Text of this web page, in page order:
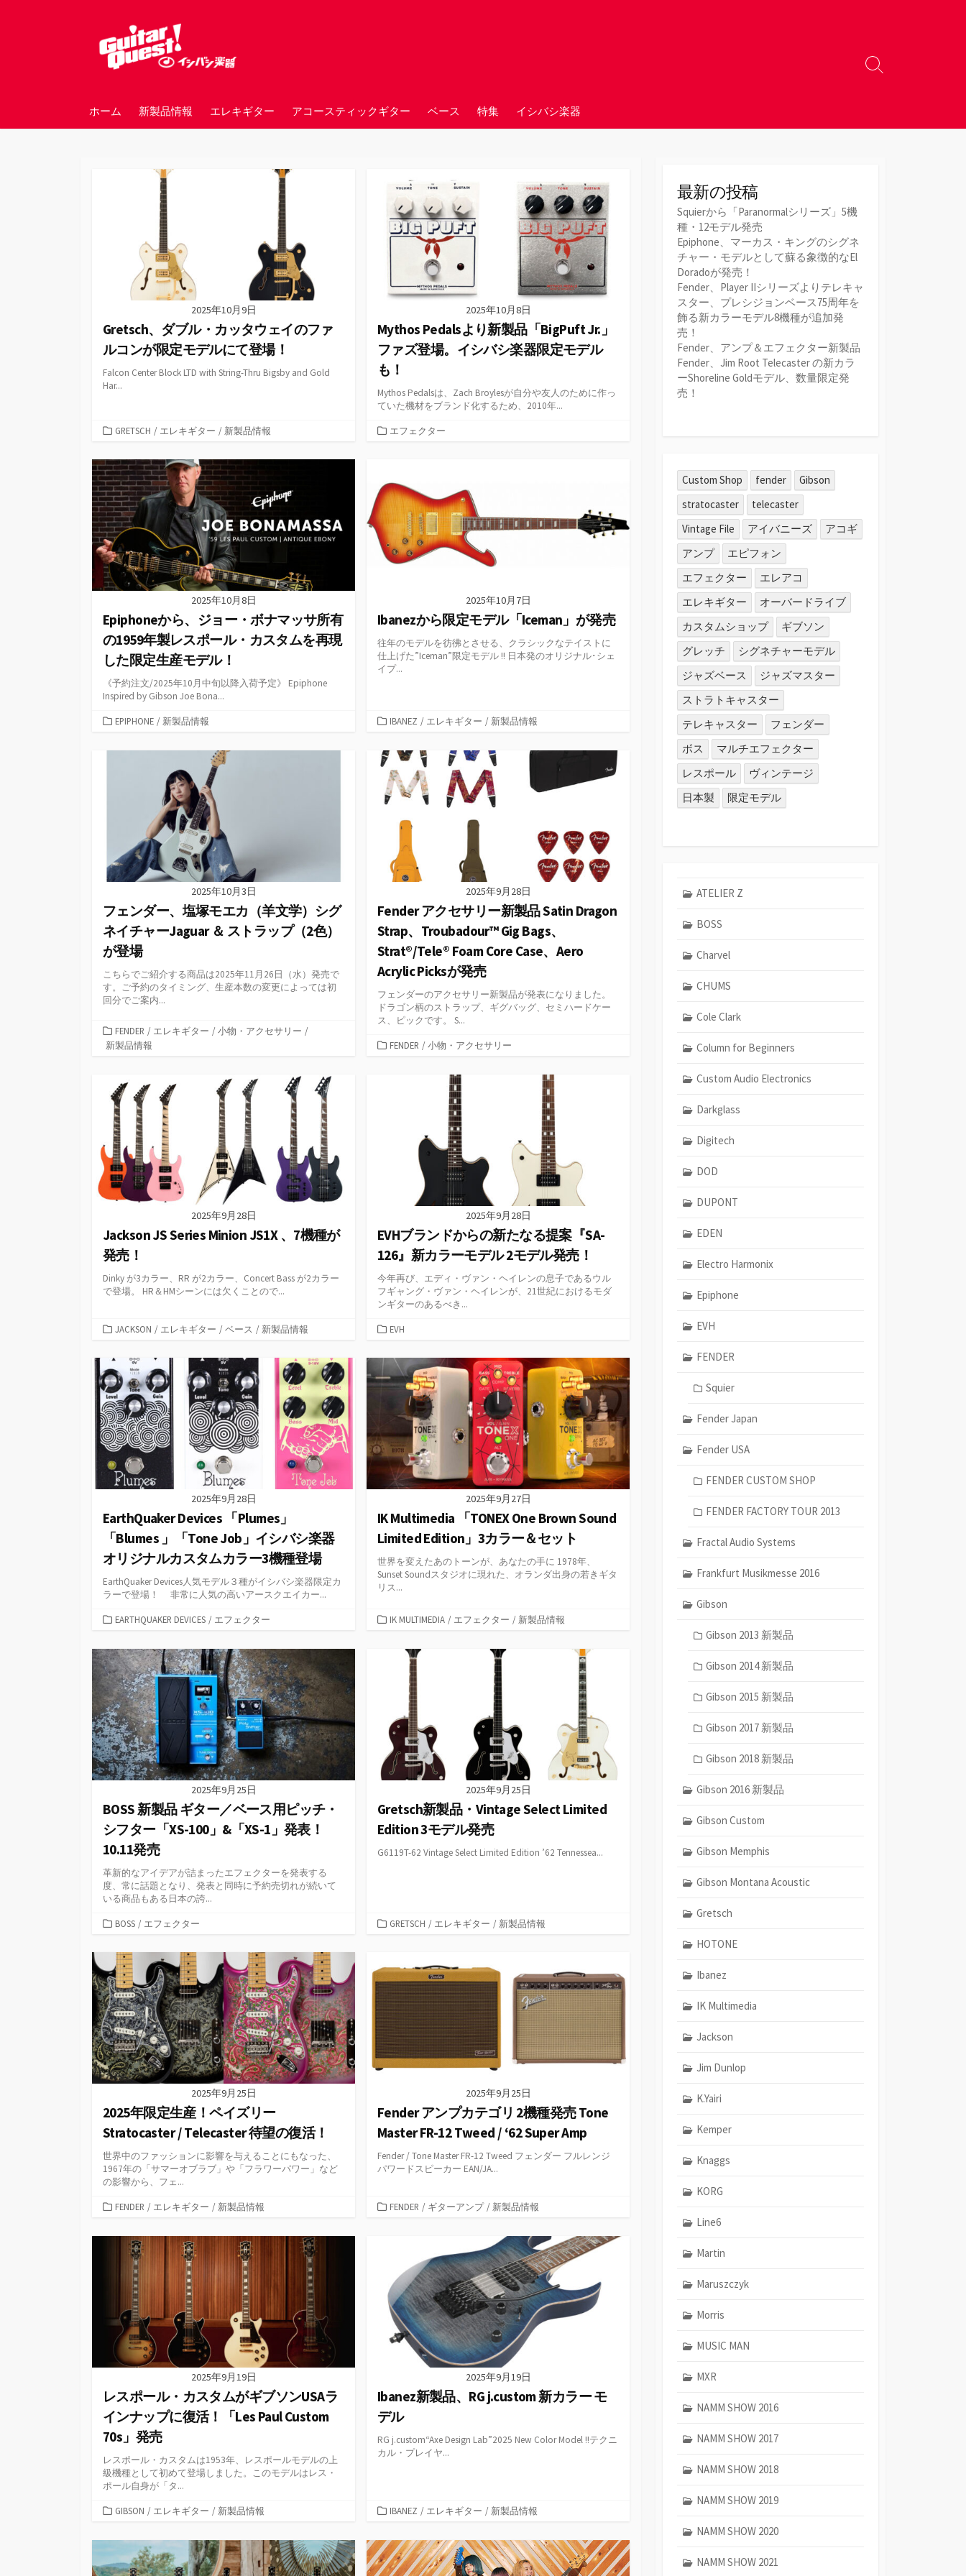
ホーム 新製品情報 エレキギター アコースティックギター ベース 特集 イシバシ楽器
検
替
2025年10月9日
Gretsch、ダブル・カッタウェイのファ
ルコンが限定モデルにて登場！
Falcon Center Block LTD with String-Thru Bigsby and Gold
Har...
カ
ゴ
リ
ー
GRETSCH / エレキギター / 新製品情報
2025年10月8日
Mythos Pedalsより新製品「BigPuft Jr.」
ファズ登場。イシバシ楽器限定モデル
も！
Mythos Pedalsは、Zach Broylesが自分や友人のために作っ
ていた機材をブランド化するため、2010年...
カ
ー
エフェクター
2025年10月8日
Epiphoneから、ジョー・ボナマッサ所有
の1959年製レスポール・カスタムを再現
した限定生産モデル！
《予約注文/2025年10月中旬以降入荷予定》 Epiphone
Inspired by Gibson Joe Bona...
カ
ゴ
EPIPHONE / 新製品情報
2025年10月7日
Ibanezから限定モデル「Iceman」が発売
往年のモデルを彷彿とさせる、クラシックなテイストに
仕上げた”Iceman”限定モデル !! 日本発のオリジナル･シェ
イプ...
カ
ゴ
リ
ー
IBANEZ / エレキギター / 新製品情報
2025年10月3日
フェンダー、塩塚モエカ（羊文学）シグ
ネイチャーJaguar ＆ ストラップ（2色）
が登場
こちらでご紹介する商品は2025年11月26日（水）発売で
す。ご予約のタイミング、生産本数の変更によっては初
回分でご案内...
カ
テ
ー
FENDER / エレキギター / 小物・アクセサリー /
新製品情報
2025年9月28日
Fender アクセサリー新製品 Satin Dragon
Strap、Troubadour™ Gig Bags、
Strat®/Tele® Foam Core Case、Aero
Acrylic Picksが発売
フェンダーのアクセサリー新製品が発表になりました。
ドラゴン柄のストラップ、ギグバッグ、セミハードケー
ス、ピックです。 S...
カFENDER / 小物・アクセサリー
2025年9月28日
Jackson JS Series Minion JS1X 、7機種が
発売！
Dinky が3カラー、RR が2カラー、Concert Bass が2カラー
で登場。 HR＆HMシーンには欠くことので...
カ
ゴ
リ
ー
JACKSON / エレキギター / ベース / 新製品情報
2025年9月28日
EVHブランドからの新たなる提案『SA-
126』新カラーモデル 2モデル発売！
今年再び、エディ・ヴァン・ヘイレンの息子であるウル
フギャング・ヴァン・ヘイレンが、21世紀におけるモダ
ンギターのあるべき...
カ
ゴ
ー
EVH
2025年9月28日
EarthQuaker Devices 「Plumes」
「Blumes 」「Tone Job」イシバシ楽器
オリジナルカスタムカラー3機種登場
EarthQuaker Devices人気モデル３種がイシバシ楽器限定カ
ラーで登場！ 非常に人気の高いアースクエイカー...
カ
ゴ
リ
ー
EARTHQUAKER DEVICES / エフェクター
2025年9月27日
IK Multimedia 「TONEX One Brown Sound
Limited Edition」3カラー＆セット
世界を変えたあのトーンが、あなたの手に 1978年、
Sunset Soundスタジオに現れた、オランダ出身の若きギタ
リス...
カIK MULTIMEDIA / エフェクター / 新製品情報
2025年9月25日
BOSS 新製品 ギター／ベース用ピッチ・
シフター「XS-100」&「XS-1」発表！
10.11発売
革新的なアイデアが詰まったエフェクターを発表する
度、常に話題となり、発表と同時に予約売切れが続いて
いる商品もある日本の誇...
カ
ゴ
リ
ー
BOSS / エフェクター
2025年9月25日
Gretsch新製品・Vintage Select Limited
Edition 3モデル発売
G6119T-62 Vintage Select Limited Edition ’62 Tennessea...
カ
リ
ー
GRETSCH / エレキギター / 新製品情報
2025年9月25日
2025年限定生産！ペイズリー
Stratocaster / Telecaster 待望の復活！
世界中のファッションに影響を与えることにもなった、
1967年の「サマーオブラブ」や「フラワーパワー」など
の影響から、フェ...
カ
ゴ
FENDER / エレキギター / 新製品情報
2025年9月25日
Fender アンプカテゴリ 2機種発売 Tone
Master FR-12 Tweed / ‘62 Super Amp
Fender / Tone Master FR-12 Tweed フェンダー フルレンジ
パワードスピーカー EAN/JA...
カFENDER / ギターアンプ / 新製品情報
2025年9月19日
レスポール・カスタムがギブソンUSAラ
インナップに復活！「Les Paul Custom
70s」発売
レスポール・カスタムは1953年、レスポールモデルの上
級機種として初めて登場しました。このモデルはレス・
ポール自身が「タ...
カ
ゴ
ー
GIBSON / エレキギター / 新製品情報
2025年9月19日
Ibanez新製品、RG j.custom 新カラー モ
デル
RG j.custom“Axe Design Lab”2025 New Color Model !!テクニ
カル・プレイヤ...
カ
ゴ
リ
ー
IBANEZ / エレキギター / 新製品情報
最新の投稿
Squierから「Paranormalシリーズ」5機
種・12モデル発売
Epiphone、マーカス・キングのシグネ
チャー・モデルとして蘇る象徴的なEl
Doradoが発売！
Fender、Player IIシリーズよりテレキャ
スター、プレシジョンベース75周年を
飾る新カラーモデル8機種が追加発
売！
Fender、アンプ＆エフェクター新製品
Fender、Jim Root Telecaster の新カラ
ーShoreline Goldモデル、数量限定発
売！
Custom Shop fender
Gibson
stratocaster
telecaster
Vintage File
アイバニーズ
アコギ
アンプ
エピフォン
エフェクター
エレアコ
エレキギター
オーバードライブ
カスタムショップ
ギブソン
グレッチ
シグネチャーモデル
ジャズベース
ジャズマスター
ストラトキャスター
テレキャスター
フェンダー
ボス
マルチエフェクター
レスポール
ヴィンテージ
日本製
限定モデル
ATELIER Z
BOSS
Charvel
CHUMS
Cole Clark
Column for Beginners
Custom Audio Electronics
Darkglass
Digitech
DOD
DUPONT
EDEN
Electro Harmonix
Epiphone
EVH
FENDER
Squier
Fender Japan
Fender USA
FENDER CUSTOM SHOP
FENDER FACTORY TOUR 2013
Fractal Audio Systems
Frankfurt Musikmesse 2016
Gibson
Gibson 2013 新製品
Gibson 2014 新製品
Gibson 2015 新製品
Gibson 2017 新製品
Gibson 2018 新製品
Gibson 2016 新製品
Gibson Custom
Gibson Memphis
Gibson Montana Acoustic
Gretsch
HOTONE
Ibanez
IK Multimedia
Jackson
Jim Dunlop
K.Yairi
Kemper
Knaggs
KORG
Line6
Martin
Maruszczyk
Morris
MUSIC MAN
MXR
NAMM SHOW 2016
NAMM SHOW 2017
NAMM SHOW 2018
NAMM SHOW 2019
NAMM SHOW 2020
NAMM SHOW 2021